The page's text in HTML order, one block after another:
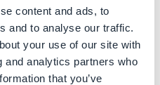
content and ads, to
and to analyse our traffic.
your use of our site with
and analytics partners who
that you’ve
usare la Facebook App
guida online